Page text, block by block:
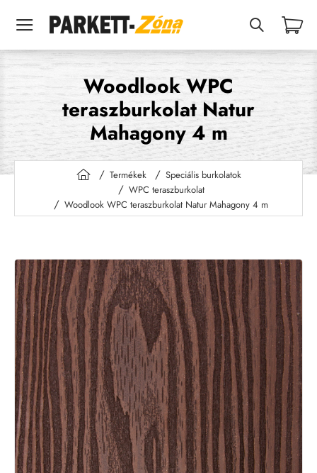
Woodlook WPC
teraszburkolat Natur
Mahagony 4 m
h
m
Termékek
Speciális burkolatok
WPC teraszburkolat
Woodlook WPC teraszburkolat Natur Mahagony 4 m